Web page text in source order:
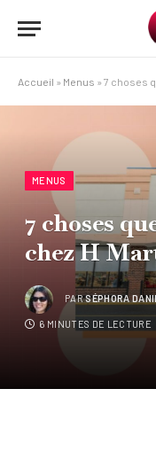
Accueil » Menus » 7 choses
MENUS
7 choses
chez H
PARSÉPHORA
6 MINUTES DE LECTURE